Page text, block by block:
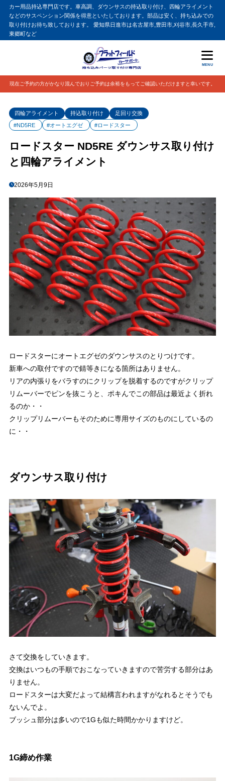
カー用品持込専門店です。車高調、ダウンサスの持込取り付け、四輪アライメント
などのサスペンション関係を得意といたしております。部品は安く、持ち込みでの
取り付けお待ち致しております。 愛知県日進市は名古屋市,豊田市,刈谷市,長久手市,
東郷町など
MENU
現在ご予約の方がかなり混んでおりご予約は余裕をもってご確認いただけますと幸いです。
四輪アライメント 持込取り付け
足回り交換
#ND5RE
#オートエグゼ #ロードスター
ロードスター ND5RE ダウンサス取り付け
と四輪アライメント
2026年5月9日
ロードスターにオートエグゼのダウンサスのとりつけです。
新車への取付ですので錆等きになる箇所はありません。
リアの内張りをバラすのにクリップを脱着するのですがクリップ
リムーバーでピンを抜こうと、ポキんでこの部品は最近よく折れ
るのか・・
クリップリムーバーもそのために専用サイズのものにしているの
に・・
ダウンサス取り付け
さて交換をしていきます。
交換はいつもの手順でおこなっていきますので苦労する部分はあ
りません。
ロードスターは大変だよって結構言われますがなれるとそうでも
ないんでよ。
ブッシュ部分は多いので1Gも似た時間かかりますけど。
1G締め作業